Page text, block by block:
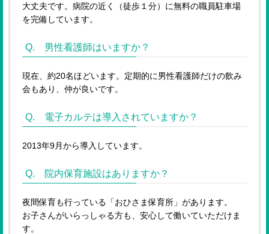
大丈夫です。病院の近く（徒歩１分）に無料の職員駐車場
を完備しています。
Q. 男性看護師はいますか？
現在、約20名ほどいます。定期的に男性看護師だけの飲み
会もあり、仲が良いです。
Q. 電子カルテは導入されていますか？
2013年9月から導入しています。
Q. 院内保育施設はありますか？
夜間保育も行っている「おひさま保育所」があります。
お子さんがいらっしゃる方も、安心して働いていただけま
す。